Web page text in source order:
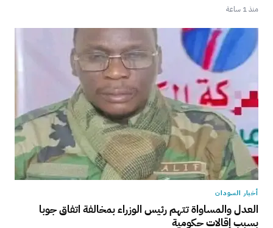
منذ 1 ساعة
أخبار السودان
العدل والمساواة تتهم رئيس الوزراء بمخالفة اتفاق جوبا
بسبب إقالات حكومية